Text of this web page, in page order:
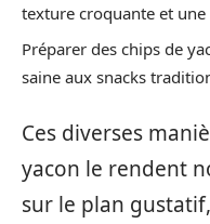
texture croquante et
Préparer des chips de
saine aux snacks
Ces diverses
yacon le rendent
sur le plan